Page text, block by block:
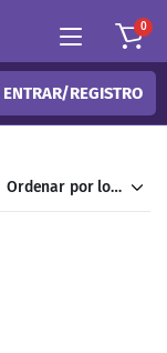
0
ENTRAR/REGISTRO